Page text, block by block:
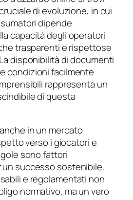
di evoluzione, in cui
dipende
capacità degli operatori
trasparenti e rispettose
disponibilità di documenti
condizionifacilmente
rappresenta un
di questa
in un mercato
verso i giocatori e
sono fattori
successo sostenibile.
e regolamentati non
normativo, ma un vero